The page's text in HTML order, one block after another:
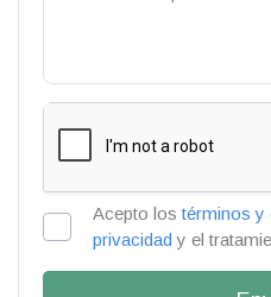
Acepto lostérminos y
privacidad y el